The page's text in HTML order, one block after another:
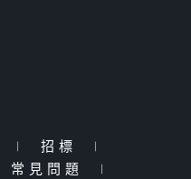
| 招標
|
常見問題 |